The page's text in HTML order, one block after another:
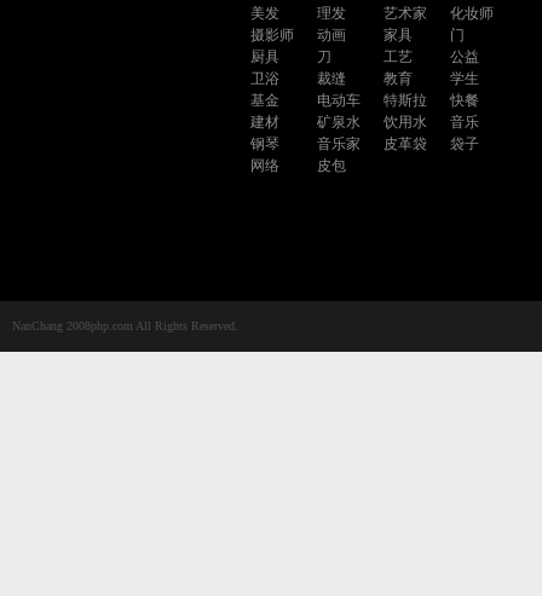
美发
理发 艺术家
化妆师
摄影师
动画 家具
门
厨具
刀 工艺
公益
卫浴
裁缝 教育
学生
基金
电动车 特斯拉
快餐
建材
矿泉水 饮用水
音乐
钢琴
音乐家 皮革袋
袋子
网络
皮包
NanChang 2008php.com All Rights Reserved.